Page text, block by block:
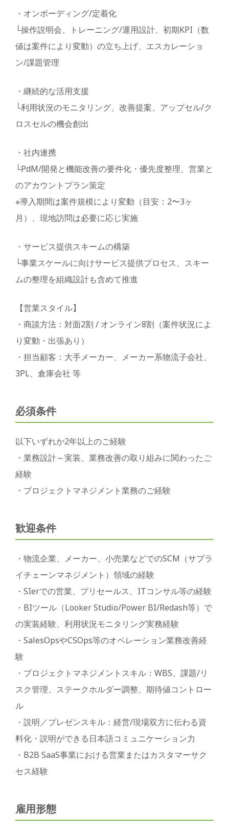
・オンボーディング/定着化
└操作説明会、トレーニング/運用設計、初期KPI（数
値は案件により変動）の立ち上げ、エスカレーショ
ン/課題管理
・継続的な活用支援
└利用状況のモニタリング、改善提案、アップセル/ク
ロスセルの機会創出
・社内連携
└PdM/開発と機能改善の要件化・優先度整理、営業と
のアカウントプラン策定
※導入期間は案件規模により変動（目安：2〜3ヶ
月）、現地訪問は必要に応じ実施
・サービス提供スキームの構築
└事業スケールに向けサービス提供プロセス、スキー
ムの整理を組織設計も含めて推進
【営業スタイル】
・商談方法：対面2割 / オンライン8割（案件状況によ
り変動・出張あり）
・担当顧客：大手メーカー、メーカー系物流子会社、
3PL、倉庫会社 等
必須条件
以下いずれか2年以上のご経験
・業務設計～実装、業務改善の取り組みに関わったご
経験
・プロジェクトマネジメント業務のご経験
歓迎条件
・物流企業、メーカー、小売業などでのSCM（サプラ
イチェーンマネジメント）領域の経験
・SIerでの営業、プリセールス、ITコンサル等の経験
・BIツール（Looker Studio/Power BI/Redash等）で
の実装経験、利用状況モニタリング実務経験
・SalesOpsやCSOps等のオペレーション業務改善経
験
・プロジェクトマネジメントスキル：WBS、課題/リ
スク管理、ステークホルダー調整、期待値コントロー
ル
・説明／プレゼンスキル：経営/現場双方に伝わる資
料化・説明ができる日本語コミュニケーション力
・B2B SaaS事業における営業またはカスタマーサク
セス経験
雇用形態